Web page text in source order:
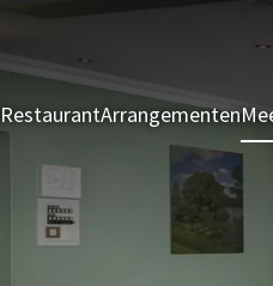
RestaurantArrangementen